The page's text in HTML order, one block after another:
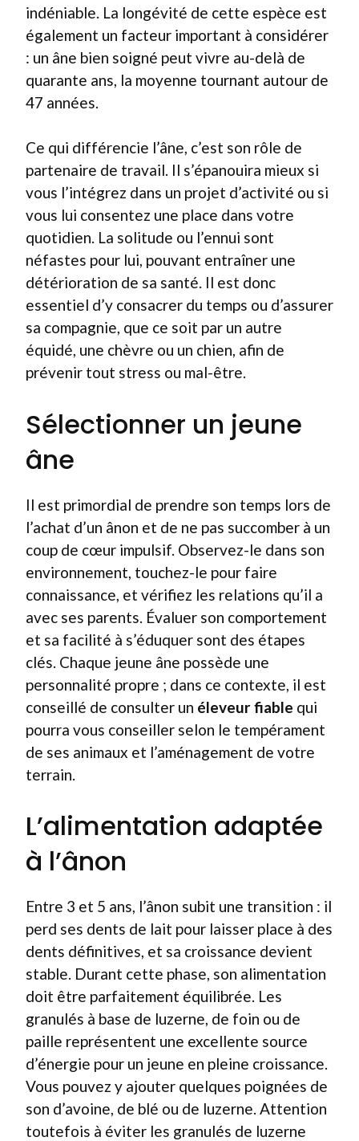
indéniable. La longévité de cette espèce est
également un facteur important à considérer
: un âne bien soigné peut vivre au-delà de
quarante ans, la moyenne tournant autour de
47 années.
Ce qui différencie l’âne, c’est son rôle de
partenaire de travail. Il s’épanouira mieux si
vous l’intégrez dans un projet d’activité ou si
vous lui consentez une place dans votre
quotidien. La solitude ou l’ennui sont
néfastes pour lui, pouvant entraîner une
détérioration de sa santé. Il est donc
essentiel d’y consacrer du temps ou d’assurer
sa compagnie, que ce soit par un autre
équidé, une chèvre ou un chien, afin de
prévenir tout stress ou mal-être.
Sélectionner un jeune
âne
Il est primordial de prendre son temps lors de
l’achat d’un ânon et de ne pas succomber à un
coup de cœur impulsif. Observez-le dans son
environnement, touchez-le pour faire
connaissance, et vérifiez les relations qu’il a
avec ses parents. Évaluer son comportement
et sa facilité à s’éduquer sont des étapes
clés. Chaque jeune âne possède une
personnalité propre ; dans ce contexte, il est
conseillé de consulter un éleveur fiable qui
pourra vous conseiller selon le tempérament
de ses animaux et l’aménagement de votre
terrain.
L’alimentation adaptée
à l’ânon
Entre 3 et 5 ans, l’ânon subit une transition : il
perd ses dents de lait pour laisser place à des
dents définitives, et sa croissance devient
stable. Durant cette phase, son alimentation
doit être parfaitement équilibrée. Les
granulés à base de luzerne, de foin ou de
paille représentent une excellente source
d’énergie pour un jeune en pleine croissance.
Vous pouvez y ajouter quelques poignées de
son d’avoine, de blé ou de luzerne. Attention
toutefois à éviter les granulés de luzerne